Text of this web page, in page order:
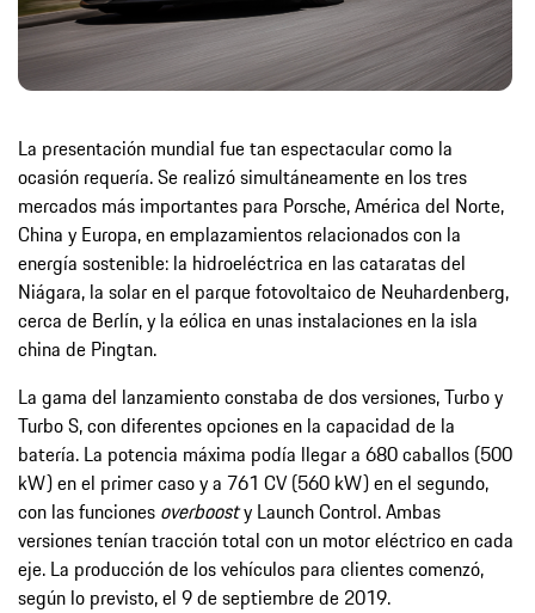
La presentación mundial fue tan espectacular como la
ocasión requería. Se realizó simultáneamente en los tres
mercados más importantes para Porsche, América del Norte,
China y Europa, en emplazamientos relacionados con la
energía sostenible: la hidroeléctrica en las cataratas del
Niágara, la solar en el parque fotovoltaico de Neuhardenberg,
cerca de Berlín, y la eólica en unas instalaciones en la isla
china de Pingtan.
La gama del lanzamiento constaba de dos versiones, Turbo y
Turbo S, con diferentes opciones en la capacidad de la
batería. La potencia máxima podía llegar a 680 caballos (500
kW) en el primer caso y a 761 CV (560 kW) en el segundo,
con las funciones overboosty Launch Control. Ambas
versiones tenían tracción total con un motor eléctrico en cada
eje. La producción de los vehículos para clientes comenzó,
según lo previsto, el 9 de septiembre de 2019.